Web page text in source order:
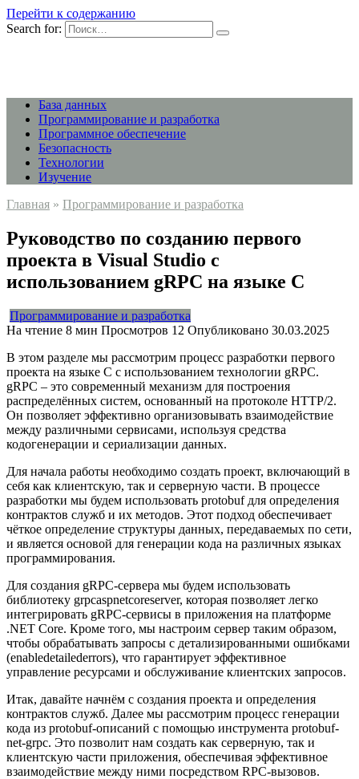
Перейти к содержанию
Search for:
База данных
Программирование и разработка
Программное обеспечение
Безопасность
Технологии
Изучение
Главная » Программирование и разработка
Руководство по созданию первого
проекта в Visual Studio с
использованием gRPC на языке C
Программирование и разработка
На чтение 8 мин Просмотров 12 Опубликовано 30.03.2025
В этом разделе мы рассмотрим процесс разработки первого
проекта на языке C с использованием технологии gRPC.
gRPC – это современный механизм для построения
распределённых систем, основанный на протоколе HTTP/2.
Он позволяет эффективно организовывать взаимодействие
между различными сервисами, используя средства
кодогенерации и сериализации данных.
Для начала работы необходимо создать проект, включающий в
себя как клиентскую, так и серверную части. В процессе
разработки мы будем использовать protobuf для определения
контрактов служб и их методов. Этот подход обеспечивает
чёткое определение структуры данных, передаваемых по сети,
и является основой для генерации кода на различных языках
программирования.
Для создания gRPC-сервера мы будем использовать
библиотеку grpcaspnetcoreserver, которая позволяет легко
интегрировать gRPC-сервисы в приложения на платформе
.NET Core. Кроме того, мы настроим сервер таким образом,
чтобы обрабатывать запросы с детализированными ошибками
(enabledetailederrors), что гарантирует эффективное
управление ресурсами и обслуживание клиентских запросов.
Итак, давайте начнём с создания проекта и определения
контрактов служб. Далее мы рассмотрим процесс генерации
кода из protobuf-описаний с помощью инструмента protobuf-
net-grpc. Это позволит нам создать как серверную, так и
клиентскую части приложения, обеспечивая эффективное
взаимодействие между ними посредством RPC-вызовов.